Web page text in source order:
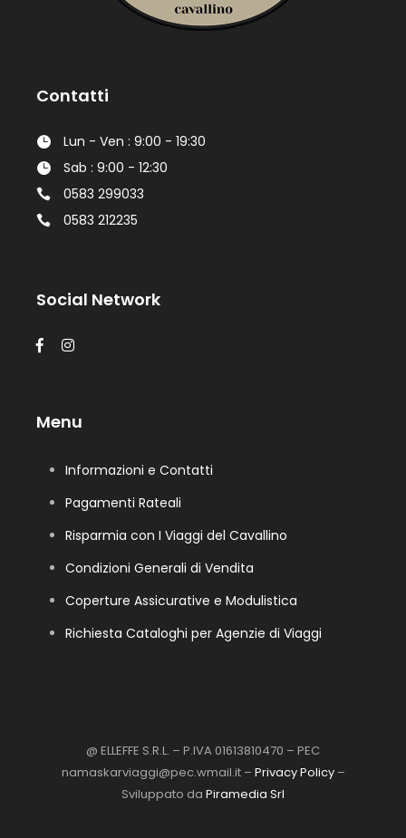
Contatti
Lun - Ven : 9:00 - 19:30
Sab : 9:00 - 12:30
0583 299033
0583 212235
Social Network
Menu
Informazioni e Contatti
Pagamenti Rateali
Risparmia con I Viaggi del Cavallino
Condizioni Generali di Vendita
Coperture Assicurative e Modulistica
Richiesta Cataloghi per Agenzie di Viaggi
@ ELLEFFE S.R.L. – P.IVA 01613810470 – PEC
namaskarviaggi@pec.wmail.it – Privacy Policy–
Sviluppato da Piramedia Srl